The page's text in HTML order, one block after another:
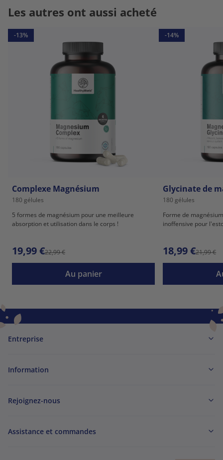
Les autres ont aussi acheté
-13%
Complexe Magnésium
180 gélules
5 formes de magnésium pour une meilleure
absorption et utilisation dans le corps !
19,99 €22,99 €
Au panier
-14%
Glycinate de
180 gélules
Forme de
inoffensive pour
18,99 €21,99 €
Entreprise
Information
Rejoignez-nous
Assistance et commandes